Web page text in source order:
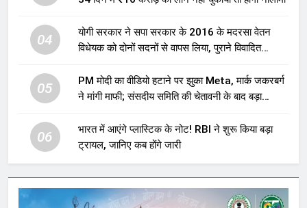
04
योगी सरकार ने सपा सरकार के 2016 के मदरसा वेतन
विधेयक को दोनों सदनों से वापस लिया, पुराने विवादित
05
PM मोदी का वीडियो हटाने पर झुका Meta, मार्क जकरबर्ग
ने मांगी माफी; संसदीय समिति की चेतावनी के बाद बड़ा
06
भारत में आएंगे प्लास्टिक के नोट! RBI ने शुरू किया बड़ा
ट्रायल, जानिए कब होंगे जारी